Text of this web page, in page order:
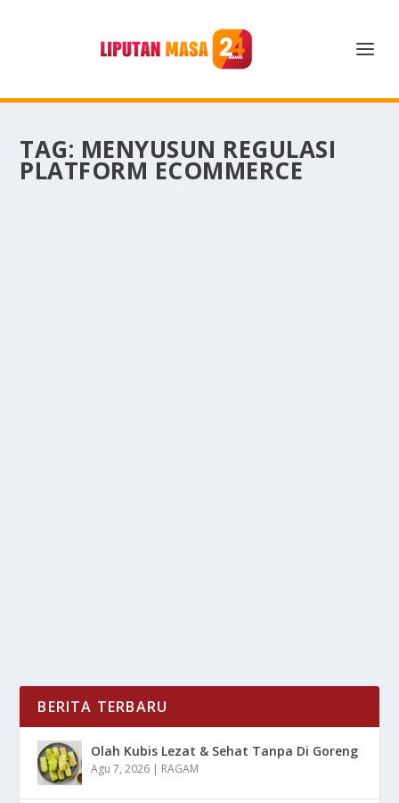
TAG: MENYUSUN REGULASI
PLATFORM ECOMMERCE
BERITA TERBARU
Olah Kubis Lezat & Sehat Tanpa Di Goreng
Agu 7, 2026 | RAGAM